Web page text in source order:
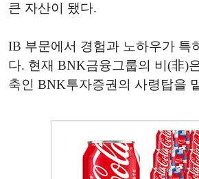
큰 자산이 됐다.
IB 부문에서 경험과 노하우가 특
다. 현재 BNK금융그룹의 비(非)
축인 BNK투자증권의 사령탑을